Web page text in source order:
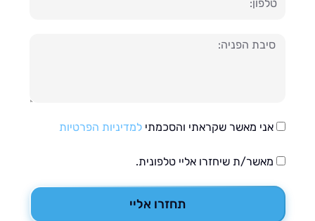
אני מאשר שקראתי והסכמתילמדיניות הפרטיות
מאשר/ת שיחזרו אליי טלפונית.
תחזרו אליי